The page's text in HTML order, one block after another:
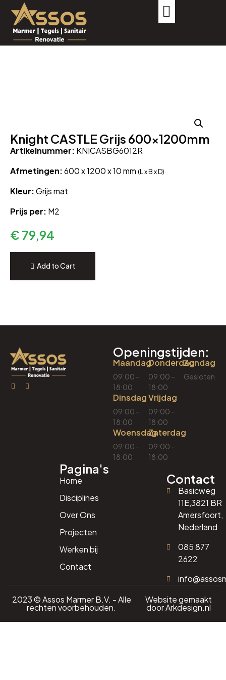
Knight CASTLE Grijs 600x1200mm
Artikelnummer: KNICASBG6012R
Afmetingen:600 x 1200 x 10 mm (L x B x D)
Kleur:Grijs mat
Prijs per: M2
€ 79,94
Add to Cart
Openingstijden:
Maandag
09:00 –
18:00
Dinsdag
09:00 –
18:00
Woensdag
09:00 –
18:00
Donderdag
09:00 –
18:00
Vrijdag
09:00 –
18:00
Zaterdag
09:00 –
18:00
Zondag
Gesloten
Pagina's
Home
Disciplines
Over Ons
Projecten
Werken bij
Contact
Contact
Basicweg
11E,3821 BR
Amersfoort,
Nederland
085 877
2622
2023 © Assos Marmer B.V. - Alle
rechten voorbehouden.
Website gemaakt
doorArkdesign.nl